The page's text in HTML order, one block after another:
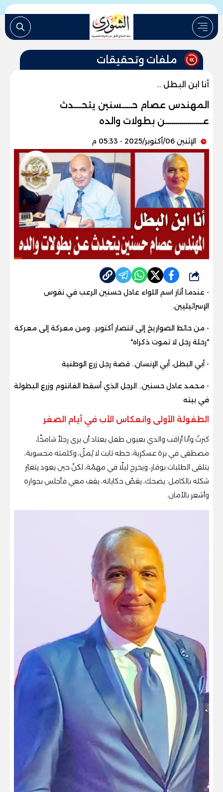
ملفات وتحقيقات
أنا ابن البطل ..
المهندس عصام حـــــسنين يتحــــدث
عـــــــــــــــــــن بطولات والده
الإثنين 06/أكتوبر/2025 - 05:33 م
شارك
- عندما أثار اسم اللواء عادل حسنين الرعب في نفوس
الإسرائيليين.
- من حائط الصواريخ إلى انتصار أكتوبر.. ومن معركة إلى معركة
"رحلة رجل لا تموت ذكراه"
- أبي البطل، أبي الإنسان.. قصة رجل زرع الوطنية
- محمد عادل حسنين.. الرجل الذي أسقط الفانتوم وزرع البطولة
في بيته
الطفولة الأولى وانعكاس الأب في أيام الصغر
كبرتُ وأنا أراقب والدي بعيون طفل يعتاد أن يرى رجلاً شامخًا،
مصطفى في بزة عسكرية، خطه ثابت لا يُملّ، وكلمته محسوبة،
يتلقى الطلبات بوقار، ويخرج ليلًا في مهمّة، لكنّ حين يعود يتغيّر
شكله بالكامل: يضحك، يقصّ حكاياته، يقف معي فأجلس بجواره
وأشعر بالأمان.